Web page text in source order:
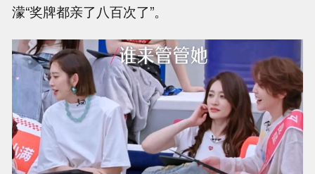
濛“奖牌都亲了八百次了”。